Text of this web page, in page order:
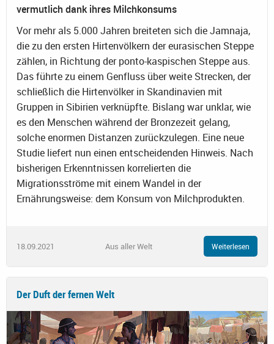
vermutlich dank ihres Milchkonsums
Vor mehr als 5.000 Jahren breiteten sich die Jamnaja,
die zu den ersten Hirtenvölkern der eurasischen Steppe
zählen, in Richtung der ponto-kaspischen Steppe aus.
Das führte zu einem Genfluss über weite Strecken, der
schließlich die Hirtenvölker in Skandinavien mit
Gruppen in Sibirien verknüpfte. Bislang war unklar, wie
es den Menschen während der Bronzezeit gelang,
solche enormen Distanzen zurückzulegen. Eine neue
Studie liefert nun einen entscheidenden Hinweis. Nach
bisherigen Erkenntnissen korrelierten die
Migrationsströme mit einem Wandel in der
Ernährungsweise: dem Konsum von Milchprodukten.
18.09.2021 Aus aller Welt Weiterlesen
Der Duft der fernen Welt